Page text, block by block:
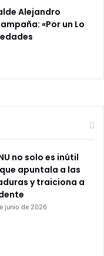
Alejandro
«Por un Lo
no solo es inútil
apuntala a las
y traiciona a
junio de 2026